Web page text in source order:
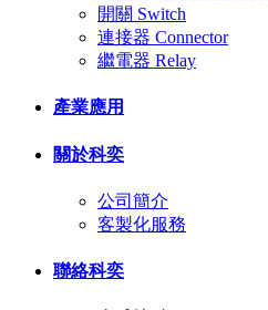
開關 Switch
連接器 Connector
繼電器 Relay
產業應用
關於科奕
公司簡介
客製化服務
聯絡科奕